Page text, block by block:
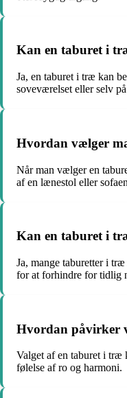
Kan en taburet i
Ja, en taburet i træ kan
soveværelset eller selv på
Hvordan vælger
Når man vælger en
af en lænestol eller
Kan en taburet i
Ja, mange taburetter i
for at forhindre for tidlig
Hvordan påvirker
Valget af en taburet i træ
følelse af ro og harmoni.